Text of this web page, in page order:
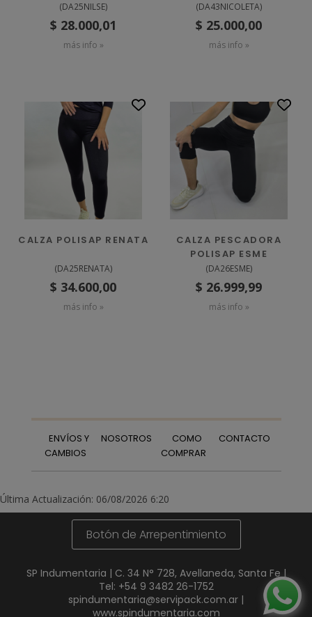
(DA25NILSE)
$ 28.000,01
más info »
(DA43NICOLETA)
$ 25.000,00
más info »
CALZA POLISAP RENATA
(DA25RENATA)
$ 34.600,00
más info »
CALZA PESCADORA
POLISAP ESME
(DA26ESME)
$ 26.999,99
más info »
ENVÍOS Y
CAMBIOS
NOSOTROS
COMO
COMPRAR
CONTACTO
Última Actualización: 06/08/2026 6:20
Botón de Arrepentimiento
SP Indumentaria | C. 34 N° 728, Avellaneda, Santa Fe |
Tel: +54 9 3482 26-1752
spindumentaria@servipack.com.ar |
www.spindumentaria.com